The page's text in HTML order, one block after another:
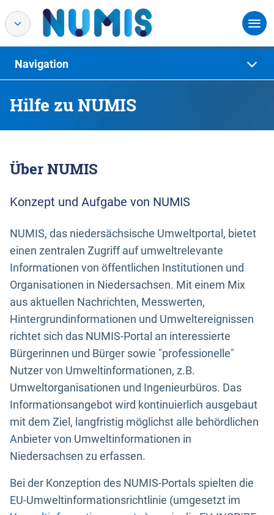
Hilfe zu NUMIS
Navigation
Über NUMIS
Konzept und Aufgabe von NUMIS
NUMIS, das niedersächsische Umweltportal, bietet
einen zentralen Zugriff auf umweltrelevante
Informationen von öffentlichen Institutionen und
Organisationen in Niedersachsen. Mit einem Mix
aus aktuellen Nachrichten, Messwerten,
Hintergrundinformationen und Umweltereignissen
richtet sich das NUMIS-Portal an interessierte
Bürgerinnen und Bürger sowie "professionelle"
Nutzer von Umweltinformationen, z.B.
Umweltorganisationen und Ingenieurbüros. Das
Informationsangebot wird kontinuierlich ausgebaut
mit dem Ziel, langfristig möglichst alle behördlichen
Anbieter von Umweltinformationen in
Niedersachsen zu erfassen.
Bei der Konzeption des NUMIS-Portals spielten die
EU-Umweltinformationsrichtlinie (umgesetzt im